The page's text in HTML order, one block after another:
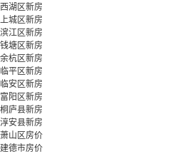
西湖区新房
上城区新房
滨江区新房
钱塘区新房
余杭区新房
临平区新房
临安区新房
富阳区新房
桐庐县新房
淳安县新房
萧山区房价
建德市房价